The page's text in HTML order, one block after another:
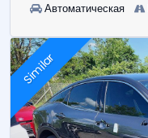
Автоматическая
Similar